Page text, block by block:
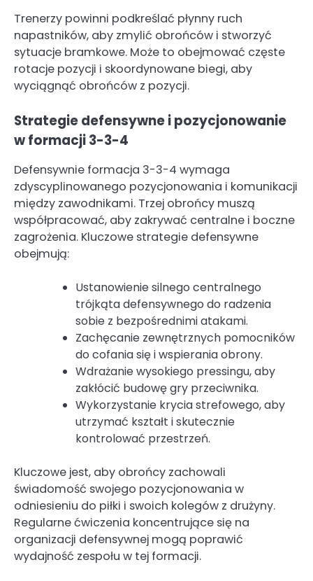
Trenerzy powinni podkreślać płynny ruch
napastników, aby zmylić obrońców i stworzyć
sytuacje bramkowe. Może to obejmować częste
rotacje pozycji i skoordynowane biegi, aby
wyciągnąć obrońców z pozycji.
Strategie defensywne i pozycjonowanie
w formacji 3-3-4
Defensywnie formacja 3-3-4 wymaga
zdyscyplinowanego pozycjonowania i komunikacji
między zawodnikami. Trzej obrońcy muszą
współpracować, aby zakrywać centralne i boczne
zagrożenia. Kluczowe strategie defensywne
obejmują:
Ustanowienie silnego centralnego
trójkąta defensywnego do radzenia
sobie z bezpośrednimi atakami.
Zachęcanie zewnętrznych pomocników
do cofania się i wspierania obrony.
Wdrażanie wysokiego pressingu, aby
zakłócić budowę gry przeciwnika.
Wykorzystanie krycia strefowego, aby
utrzymać kształt i skutecznie
kontrolować przestrzeń.
Kluczowe jest, aby obrońcy zachowali
świadomość swojego pozycjonowania w
odniesieniu do piłki i swoich kolegów z drużyny.
Regularne ćwiczenia koncentrujące się na
organizacji defensywnej mogą poprawić
wydajność zespołu w tej formacji.